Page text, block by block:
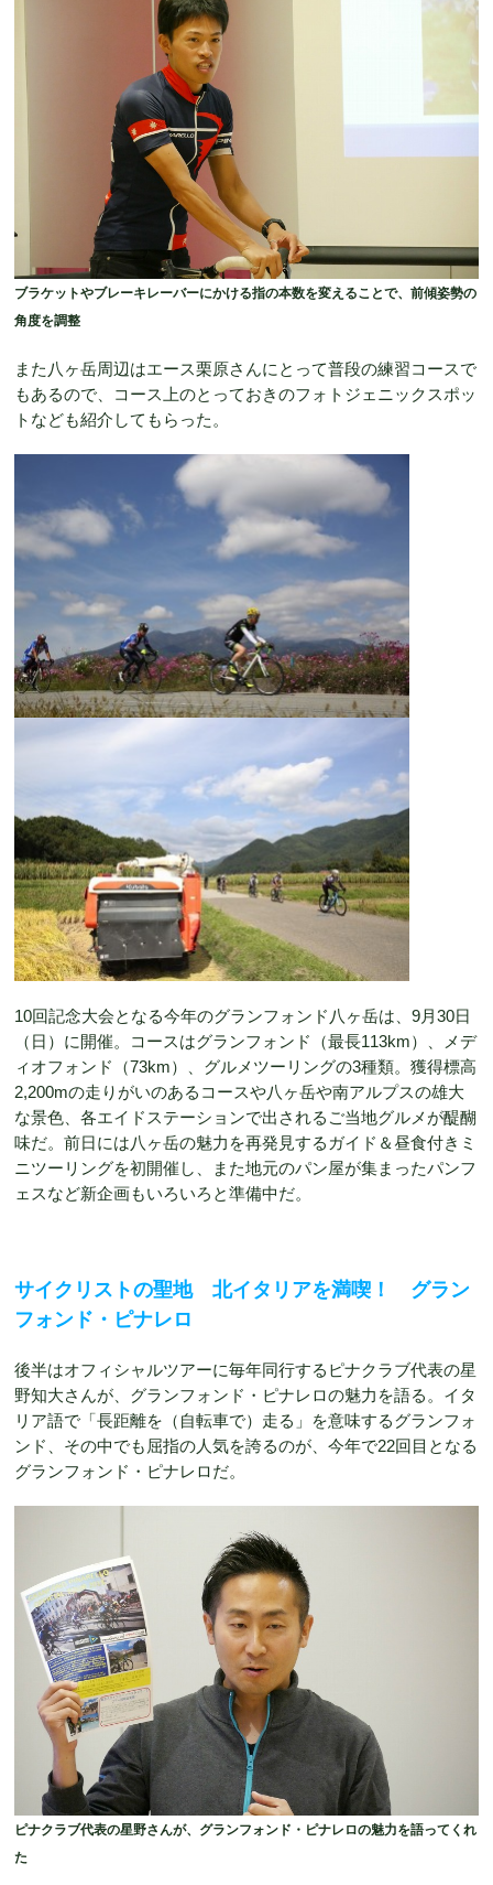
ブラケットやブレーキレーバーにかける指の本数を変えることで、前傾姿勢の
角度を調整
また八ヶ岳周辺はエース栗原さんにとって普段の練習コースで
もあるので、コース上のとっておきのフォトジェニックスポッ
トなども紹介してもらった。
10回記念大会となる今年のグランフォンド八ヶ岳は、9月30日
（日）に開催。コースはグランフォンド（最長113km）、メデ
ィオフォンド（73km）、グルメツーリングの3種類。獲得標高
2,200mの走りがいのあるコースや八ヶ岳や南アルプスの雄大
な景色、各エイドステーションで出されるご当地グルメが醍醐
味だ。前日には八ヶ岳の魅力を再発見するガイド＆昼食付きミ
ニツーリングを初開催し、また地元のパン屋が集まったパンフ
ェスなど新企画もいろいろと準備中だ。
サイクリストの聖地 北イタリアを満喫！ グラン
フォンド・ピナレロ
後半はオフィシャルツアーに毎年同行するピナクラブ代表の星
野知大さんが、グランフォンド・ピナレロの魅力を語る。イタ
リア語で「長距離を（自転車で）走る」を意味するグランフォ
ンド、その中でも屈指の人気を誇るのが、今年で22回目となる
グランフォンド・ピナレロだ。
ピナクラブ代表の星野さんが、グランフォンド・ピナレロの魅力を語ってくれ
た